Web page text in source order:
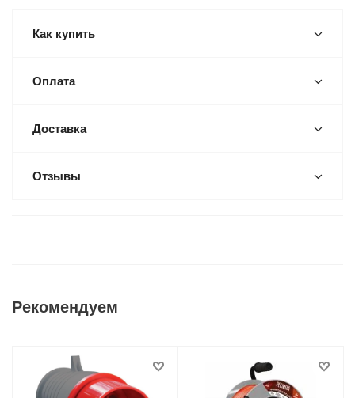
Как купить
Оплата
Доставка
Отзывы
Рекомендуем